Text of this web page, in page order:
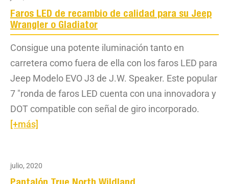
Faros LED de recambio de calidad para su Jeep
Wrangler o Gladiator
Consigue una potente iluminación tanto en
carretera como fuera de ella con los faros LED para
Jeep Modelo EVO J3 de J.W. Speaker. Este popular
7 "ronda de faros LED cuenta con una innovadora y
DOT compatible con señal de giro incorporado.
[+más]
julio, 2020